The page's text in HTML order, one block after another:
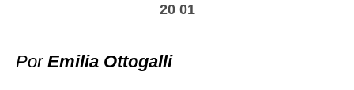
20 01
PorEmilia Ottogalli